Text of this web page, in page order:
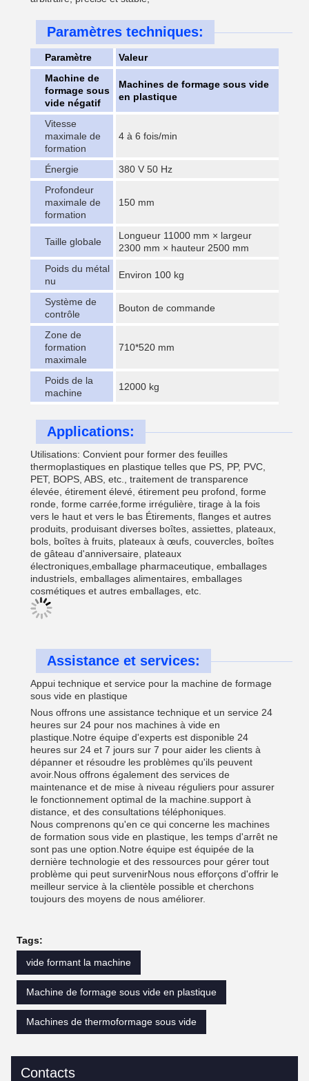
Paramètres techniques:
Paramètre
Valeur
Machine de
formage sous
vide négatif
Machines de formage sous vide
en plastique
Vitesse
maximale de
formation
4 à 6 fois/min
Énergie
380 V 50 Hz
Profondeur
maximale de
formation
150 mm
Taille globale
Longueur 11000 mm × largeur
2300 mm × hauteur 2500 mm
Poids du métal
nu
Environ 100 kg
Système de
contrôle
Bouton de commande
Zone de
formation
maximale
710*520 mm
Poids de la
machine
12000 kg
Applications:
Utilisations: Convient pour former des feuilles
thermoplastiques en plastique telles que PS, PP, PVC,
PET, BOPS, ABS, etc., traitement de transparence
élevée, étirement élevé, étirement peu profond, forme
ronde, forme carrée,forme irrégulière, tirage à la fois
vers le haut et vers le bas Étirements, flanges et autres
produits, produisant diverses boîtes, assiettes, plateaux,
bols, boîtes à fruits, plateaux à œufs, couvercles, boîtes
de gâteau d'anniversaire, plateaux
électroniques,emballage pharmaceutique, emballages
industriels, emballages alimentaires, emballages
cosmétiques et autres emballages, etc.
Assistance et services:
Appui technique et service pour la machine de formage
sous vide en plastique
Nous offrons une assistance technique et un service 24
heures sur 24 pour nos machines à vide en
plastique.Notre équipe d'experts est disponible 24
heures sur 24 et 7 jours sur 7 pour aider les clients à
dépanner et résoudre les problèmes qu'ils peuvent
avoir.Nous offrons également des services de
maintenance et de mise à niveau réguliers pour assurer
le fonctionnement optimal de la machine.support à
distance, et des consultations téléphoniques.
Nous comprenons qu'en ce qui concerne les machines
de formation sous vide en plastique, les temps d'arrêt ne
sont pas une option.Notre équipe est équipée de la
dernière technologie et des ressources pour gérer tout
problème qui peut survenirNous nous efforçons d'offrir le
meilleur service à la clientèle possible et cherchons
toujours des moyens de nous améliorer.
Tags:
vide formant la machine
Machine de formage sous vide en plastique
Machines de thermoformage sous vide
Contacts